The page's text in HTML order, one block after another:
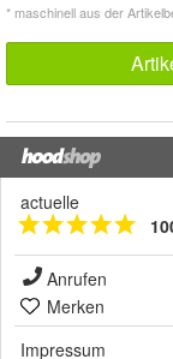
* maschinell aus der
actuelle
Anrufen
Merken
Impressum